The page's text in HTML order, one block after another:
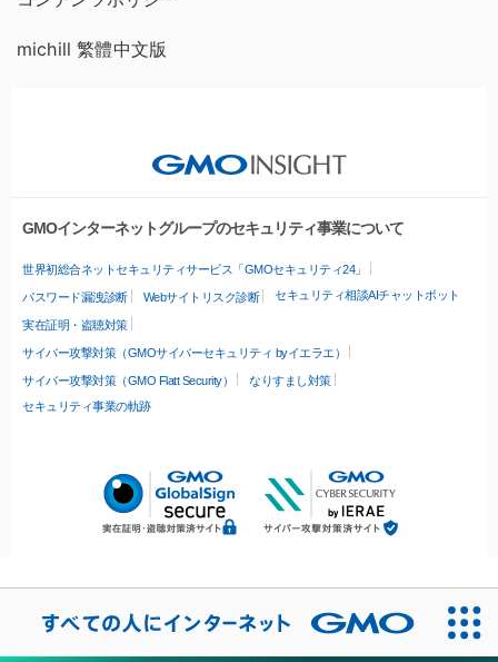
michill 繁體中文版
GMOインターネットグループのセキュリティ事業について
世界初総合ネットセキュリティサービス「GMOセキュリティ24」
パスワード漏洩診断 Webサイトリスク診断 セキュリティ相談AIチャットボット
実在証明・盗聴対策
サイバー攻撃対策（GMOサイバーセキュリティ byイエラエ）
サイバー攻撃対策（GMO Flatt Security）
なりすまし対策
セキュリティ事業の軌跡